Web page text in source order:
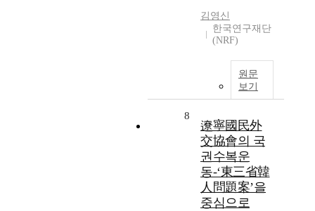
김영신
한국연구재단
(NRF)
원문
보기
8
遼寧國民外
交協會의 국
권수복운
동-‘東三省韓
人問題案’을
중심으로